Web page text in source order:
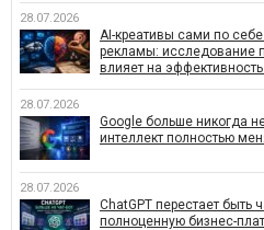
28.07.2026
AI-креативы сами по
рекламы: исследование
влияет на
28.07.2026
Google больше никогда
интеллект полностью
28.07.2026
ChatGPT перестает быть
полноценную бизнес-